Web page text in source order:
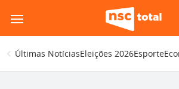
para
o
conteúdo
Últimas NotíciasEleições 2026Esporte